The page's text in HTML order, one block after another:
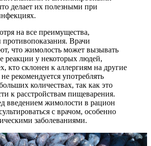
делает их полезными при
на все преимущества,
Врачи
что жимолость может вызывать
реакции у некоторых людей,
кто склонен к аллергиям на другие
рекомендуется употреблять
количествах, так как это
к расстройствам пищеварения.
введением жимолости в рацион
с врачом, особенно
заболеваниями.